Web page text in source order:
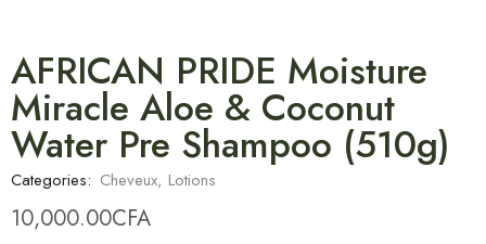
AFRICAN PRIDE Moisture
Miracle Aloe & Coconut
Water Pre Shampoo (510g)
Categories: Cheveux, Lotions
10,000.00CFA